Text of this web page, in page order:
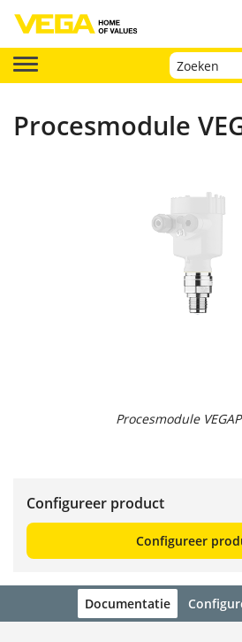
Procesmodule
Procesmodule
Configureer product
Configureer
Documentatie